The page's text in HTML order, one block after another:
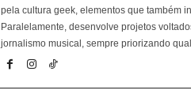
pela cultura geek, elementos que também
Paralelamente, desenvolve projetos
jornalismo musical, sempre priorizando